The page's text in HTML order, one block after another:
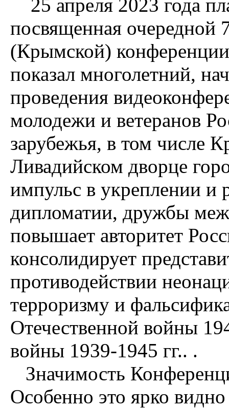
25 апреля 2023 года
посвященная очередной
(Крымской)
показал многолетний,
проведения
молодежи и ветеранов
зарубежья, в том числе
Ливадийском дворце
импульс в укреплении и
дипломатии, дружбы
повышает авторитет
консолидирует
противодействии
терроризму и
Отечественной войны
войны 1939-1945 гг.. .
Значимость
Особенно это ярко